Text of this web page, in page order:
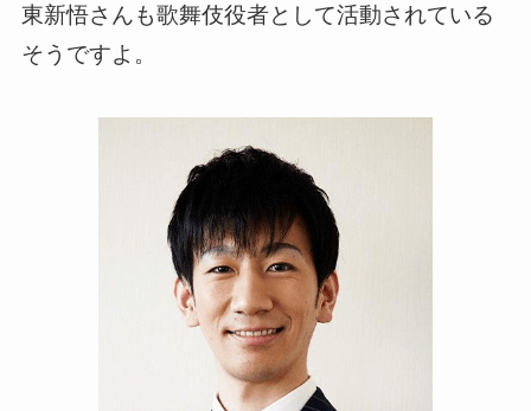
東新悟さんも歌舞伎役者として活動されている
そうですよ。